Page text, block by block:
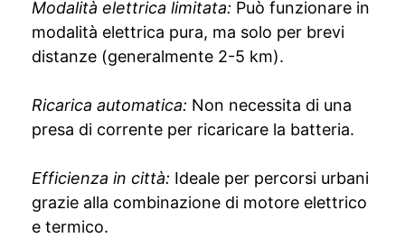
Modalità elettrica limitata: Può funzionare in
modalità elettrica pura, ma solo per brevi
distanze (generalmente 2-5 km).
Ricarica automatica: Non necessita di una
presa di corrente per ricaricare la batteria.
Efficienza in città: Ideale per percorsi urbani
grazie alla combinazione di motore elettrico
e termico.